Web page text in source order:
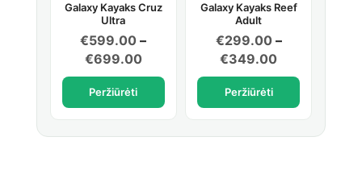
Galaxy Kayaks Cruz
Ultra
€599.00 –
€699.00Price
range:
Peržiūrėti
Galaxy Kayaks Reef
Adult
€299.00 –
€349.00Price
range:
€349.00
Peržiūrėti